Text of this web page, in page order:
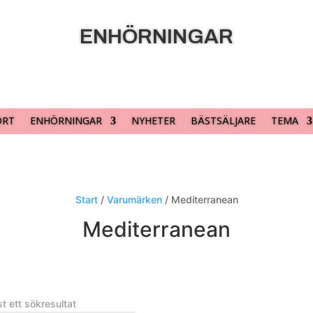
ENHÖRNINGAR
ENHÖRNINGAR NYHETER BÄSTSÄLJARE TEMA
Start/ Varumärken/ Mediterranean
Mediterranean
ett sökresultat